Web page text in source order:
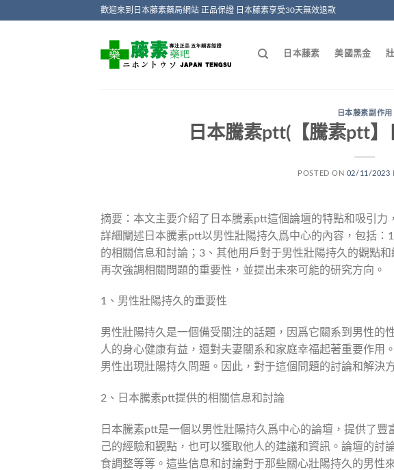
歡迎來到日本藤素藥局網站 正品保證 日本藤素享受30天無效退款
日本藤素 美國黑金
日本藤素副作用
日本騰素ptt(【騰素ptt
POSTED ON 02/11/2023
摘要：本文主要介紹了日本騰素ptt這個論壇的特點和吸引
詳細闡述日本騰素ptt以男性壯陽持久爲中心的內容，包括
的相關信息和討論；3、其他用戶對于男性壯陽持久的觀點
再次強調相關問題的重要性，並提出未來可能的研究方向。
1、男性壯陽持久的重要性
男性壯陽持久是一個備受關注的話題，因爲它關系到男性的
人的身心健康有益，還對夫妻關系和家庭幸福起著重要作用
男性出現壯陽持久問題。因此，對于這個問題的討論和解決
2、日本騰素ptt提供的相關信息和討論
日本騰素ptt是一個以男性壯陽持久爲中心的論壇，提供了
己的經驗和觀點，也可以獲取他人的建議和資訊。論壇的討
食調整等等。這些信息和討論對于那些關心壯陽持久的男性